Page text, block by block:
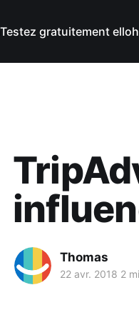
Testez gratuitement
Thomas
22 avr. 2018 2